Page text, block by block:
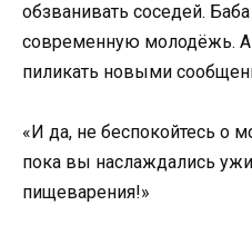
обзванивать соседей.
современную молодёжь.
пиликать новыми
«И да, не беспокойтесь о
пока вы наслаждались
пищеварения!»